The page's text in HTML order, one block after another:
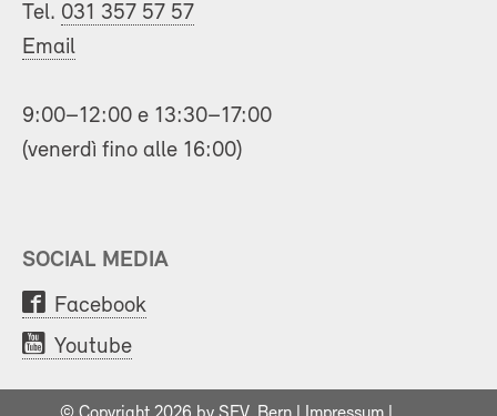
Tel. 031 357 57 57
Email
9:00–12:00 e 13:30–17:00
(venerdì fino alle 16:00)
SOCIAL MEDIA
Facebook
Youtube